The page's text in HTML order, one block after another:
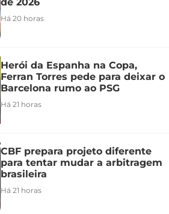
Há 20 horas
Herói da Espanha na Copa,
Ferran Torres pede para deixar o
Barcelona rumo ao PSG
Há 21 horas
CBF prepara projeto diferente
para tentar mudar a arbitragem
brasileira
Há 21 horas